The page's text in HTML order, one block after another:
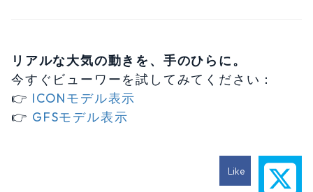
リアルな大気の動きを、手のひらに。
今すぐビューワーを試してみてください：
👉 ICONモデル表示
👉 GFSモデル表示
Like